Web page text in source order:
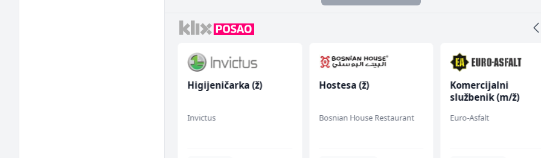
Higijeničarka (ž)
Invictus
Hostesa (ž)
Bosnian House Restaurant
Komercijalni
službenik (m/ž)
Euro-Asfalt